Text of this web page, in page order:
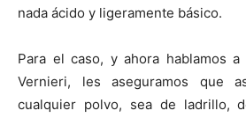
nada ácido y ligeramente básico.
Para el caso, y ahora hablamos
Vernieri, les aseguramos que
cualquier polvo, sea de ladrillo,